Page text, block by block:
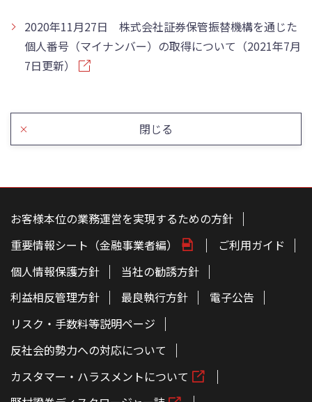
2020年11月27日 株式会社証券保管振替機構を通じた
個人番号（マイナンバー）の取得について（2021年7月
7日更新）
閉じる
こ
お客様本位の業務運営を実現するための方針
重要情報シート（金融事業者編）
ご利用ガイド
個人情報保護方針
当社の勧誘方針
利益相反管理方針
最良執行方針
電子公告
リスク・手数料等説明ページ
反社会的勢力への対応について
カスタマー・ハラスメントについて